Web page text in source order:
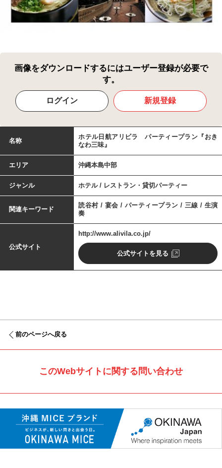
画像をダウンロードするにはユーザー登録が必要で
す。
ログイン 新規登録
名称
ホテル日航アリビラ パーティープラン『おき
なわ三味』
エリア 沖縄本島中部
ジャンル ホテル / レストラン・貸切パーティー
関連キーワード
読谷村 / 宴会 / パーティープラン / 三線 / 生演
奏
公式サイト
http://www.alivila.co.jp/
公式サイトを見る
前のページへ戻る
このWebサイトに関する問い合わせ